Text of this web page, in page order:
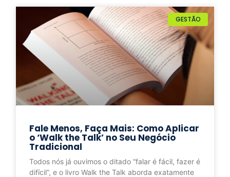
GESTÃO
Fale Menos, Faça Mais: Como Aplicar
o ‘Walk the Talk’ no Seu Negócio
Tradicional
Todos nós já ouvimos o ditado “falar é fácil, fazer é
difícil”, e o livro Walk the Talk aborda exatamente